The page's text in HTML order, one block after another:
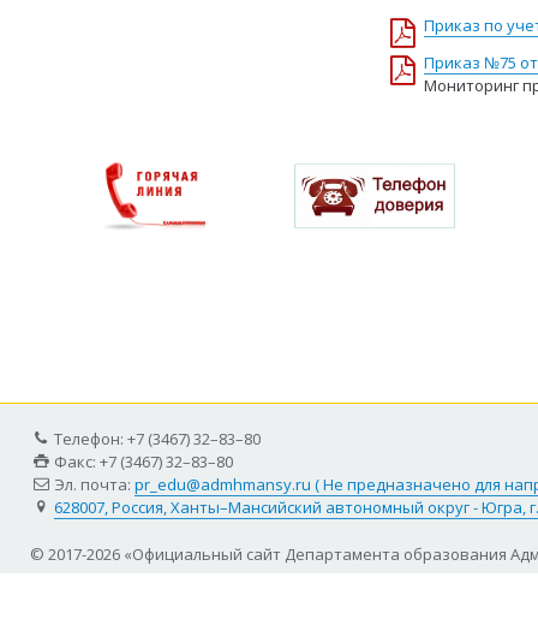
Приказ по
Приказ №75 от
Мониторинг
Телефон: +7 (3467) 32–83–80
Факс: +7 (3467) 32–83–80
Эл. почта: pr_edu@admhmansy.ru ( Не предназначено для
628007, Россия, Ханты–Мансийский автономный округ - Югра,
© 2017-2026 «Официальный сайт Департамента образования